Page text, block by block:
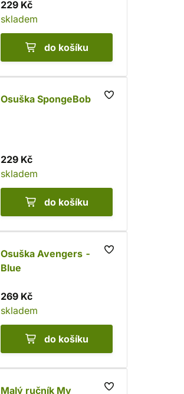
229 Kč
skladem
do košíku
Osuška SpongeBob
229 Kč
skladem
do košíku
Osuška Avengers -
Blue
269 Kč
skladem
do košíku
Malý ručník My